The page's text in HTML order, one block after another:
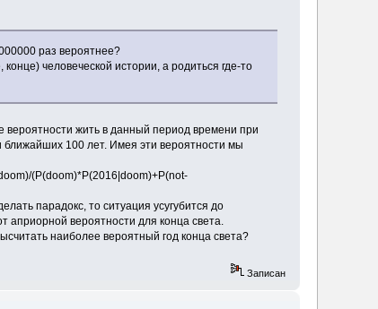
раз вероятнее?
человеческой истории, а родиться где-то
вероятности жить в данный период времени при
ближайших 100 лет. Имея эти вероятности мы
(P(doom)*P(2016|doom)+P(not-
парадокс, то ситуация усугубится до
априорной вероятности для конца света.
наиболее вероятный год конца света?
Записан